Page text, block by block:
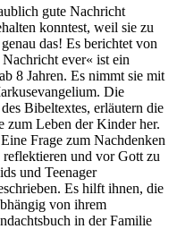
gute Nachricht
konntest, weil sie zu
das! Es berichtet von
Nachricht ever« ist ein
8 Jahren. Es nimmt sie mit
Die
Bibeltextes, erläutern die
zum Leben der Kinder her.
Frage zum Nachdenken
reflektieren und vor Gott zu
und Teenager
Es hilft ihnen, die
von ihrem
in der Familie